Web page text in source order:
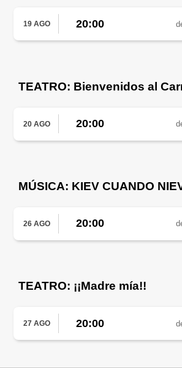
19 AGO 20:00
TEATRO: Bienvenidos al
20 AGO 20:00
MÚSICA: KIEV CUANDO
26 AGO 20:00
TEATRO: ¡¡Madre mía!!
27 AGO 20:00